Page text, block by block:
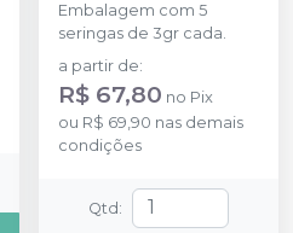
Embalagem com 5
seringas de 3gr cada.
a partir de:
R$ 67,80 no Pix
ou R$ 69,90 nas demais
condições
Qtd :